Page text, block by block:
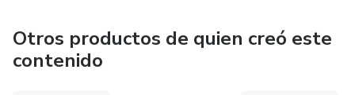
Otros productos de quien creó este
contenido